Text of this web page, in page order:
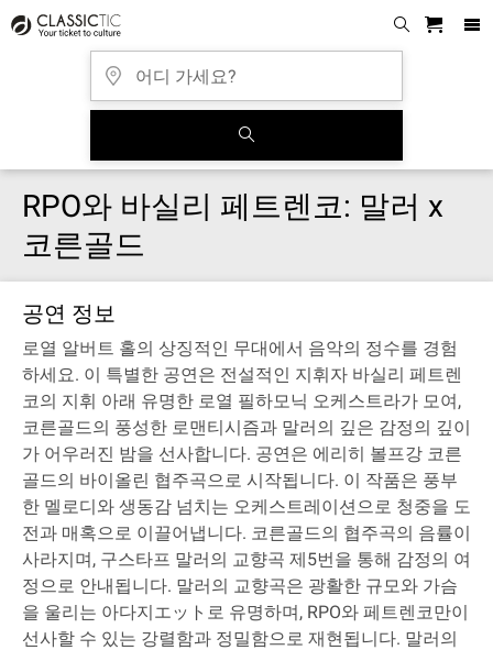
RPO와 바실리 페트렌코: 말러 x
코른골드
공연 정보
로열 알버트 홀의 상징적인 무대에서 음악의 정수를 경험
하세요. 이 특별한 공연은 전설적인 지휘자 바실리 페트렌
코의 지휘 아래 유명한 로열 필하모닉 오케스트라가 모여,
코른골드의 풍성한 로맨티시즘과 말러의 깊은 감정의 깊이
가 어우러진 밤을 선사합니다. 공연은 에리히 볼프강 코른
골드의 바이올린 협주곡으로 시작됩니다. 이 작품은 풍부
한 멜로디와 생동감 넘치는 오케스트레이션으로 청중을 도
전과 매혹으로 이끌어냅니다. 코른골드의 협주곡의 음률이
사라지며, 구스타프 말러의 교향곡 제5번을 통해 감정의 여
정으로 안내됩니다. 말러의 교향곡은 광활한 규모와 가슴
을 울리는 아다지エット로 유명하며, RPO와 페트렌코만이
선사할 수 있는 강렬함과 정밀함으로 재현됩니다. 말러의